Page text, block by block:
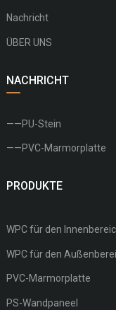
Nachricht
ÜBER UNS
NACHRICHT
——PU-Stein
——PVC-Marmorplatte
PRODUKTE
WPC für den
WPC für den
PVC-Marmorplatte
PS-Wandpaneel